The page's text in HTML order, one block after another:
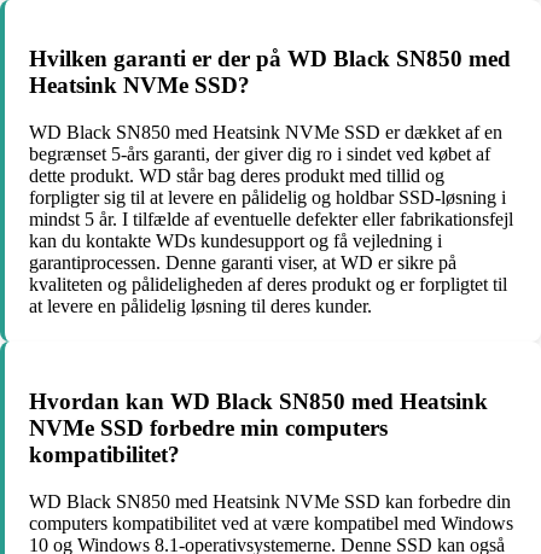
Hvilken garanti er der på WD Black SN850 med
Heatsink NVMe SSD?
WD Black SN850 med Heatsink NVMe SSD er dækket af en
begrænset 5-års garanti, der giver dig ro i sindet ved købet af
dette produkt. WD står bag deres produkt med tillid og
forpligter sig til at levere en pålidelig og holdbar SSD-løsning i
mindst 5 år. I tilfælde af eventuelle defekter eller fabrikationsfejl
kan du kontakte WDs kundesupport og få vejledning i
garantiprocessen. Denne garanti viser, at WD er sikre på
kvaliteten og pålideligheden af deres produkt og er forpligtet til
at levere en pålidelig løsning til deres kunder.
Hvordan kan WD Black SN850 med Heatsink
NVMe SSD forbedre min computers
kompatibilitet?
WD Black SN850 med Heatsink NVMe SSD kan forbedre din
computers kompatibilitet ved at være kompatibel med Windows
10 og Windows 8.1-operativsystemerne. Denne SSD kan også